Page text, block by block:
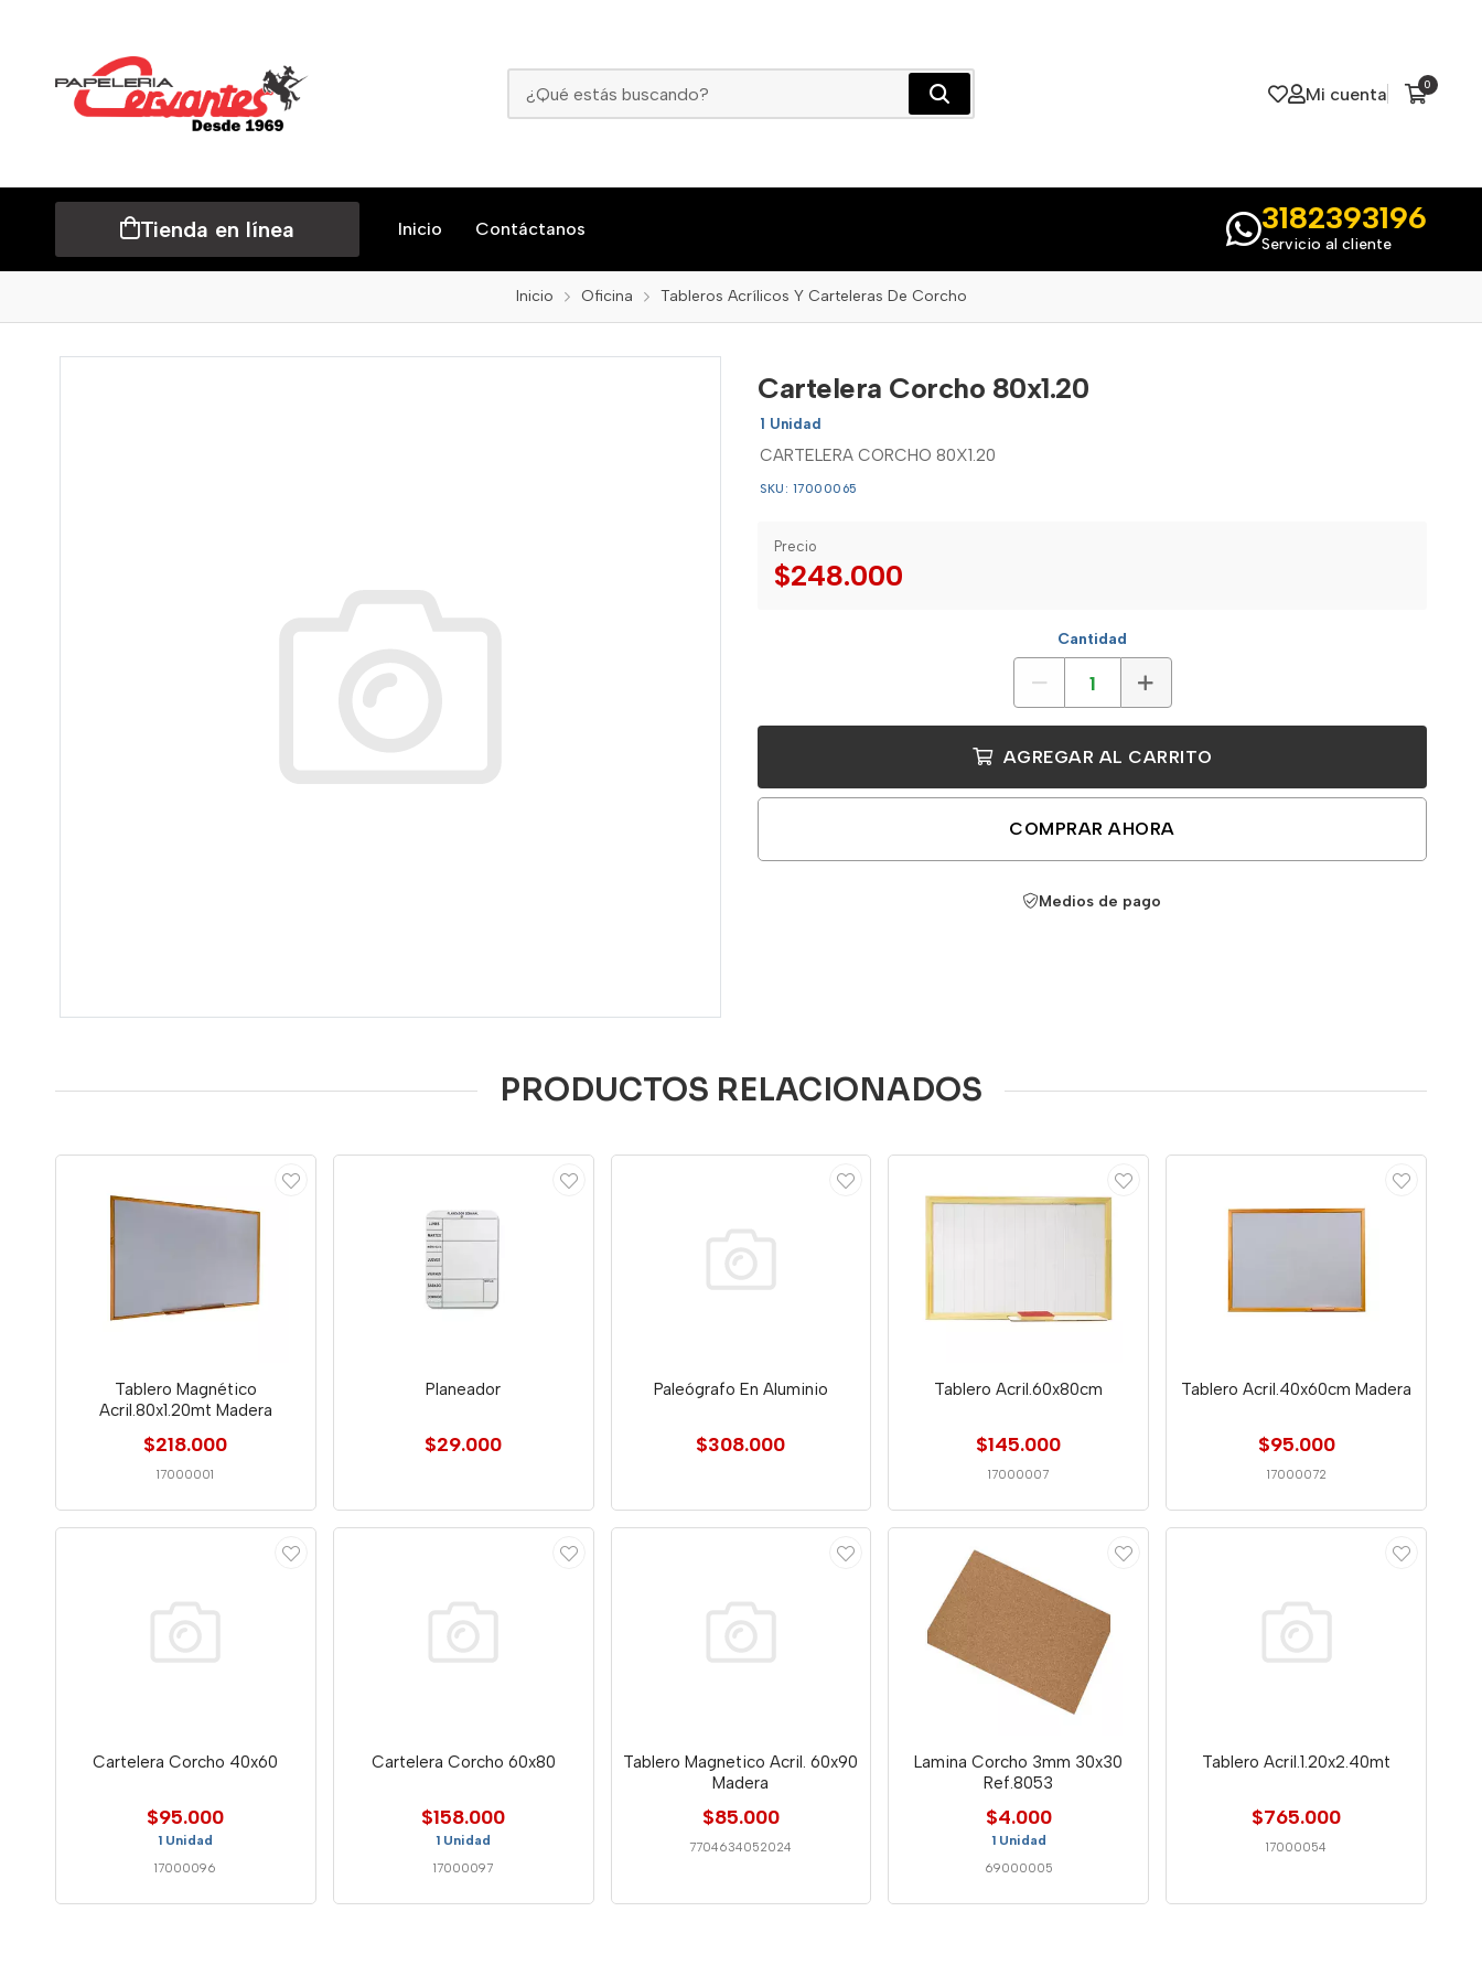
Mi cuenta 0
Tienda en línea Inicio Contáctanos 3182393196
Servicio al cliente
Inicio Oficina Tableros Acrílicos Y Carteleras De Corcho
Cartelera Corcho 80x1.20
1 Unidad
CARTELERA CORCHO 80X1.20
SKU: 17000065
Precio
$248.000
Cantidad
AGREGAR AL CARRITO
COMPRAR AHORA
Medios de pago
PRODUCTOS RELACIONADOS
Tablero Magnético
Acril.80x1.20mt Madera
$218.000
17000001
Planeador
$29.000
Paleógrafo En Aluminio
$308.000
Tablero Acril.60x80cm
$145.000
17000007
Tablero Acril.40x60cm Madera
$95.000
17000072
Cartelera Corcho 40x60
$95.000
1 Unidad
17000096
Cartelera Corcho 60x80
$158.000
1 Unidad
17000097
Tablero Magnetico Acril. 60x90
Madera
$85.000
7704634052024
Lamina Corcho 3mm 30x30
Ref.8053
$4.000
1 Unidad
69000005
Tablero Acril.1.20x2.40mt
$765.000
17000054